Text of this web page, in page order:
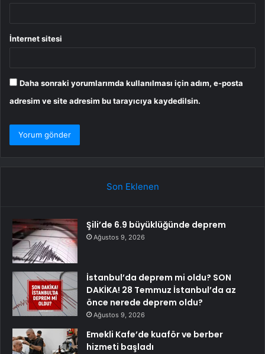
İnternet sitesi
Daha sonraki yorumlarımda kullanılması için adım, e-posta
adresim ve site adresim bu tarayıcıya kaydedilsin.
Son Eklenen
Şili’de 6.9 büyüklüğünde deprem
Ağustos 9, 2026
İstanbul’da deprem mi oldu? SON
DAKİKA! 28 Temmuz İstanbul’da az
önce nerede deprem oldu?
Ağustos 9, 2026
Emekli Kafe’de kuaför ve berber
hizmeti başladı